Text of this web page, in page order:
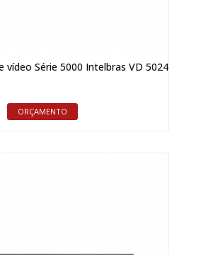
vídeo Série 5000 Intelbras VD 5024
ORÇAMENTO